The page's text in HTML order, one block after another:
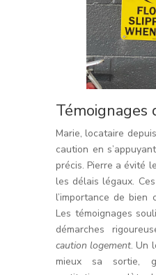
Témoignages
Marie, locataire
caution en
précis. Pierre a évité
les délais légaux.
l’importance de bien
Les témoignages
démarches
caution logement. Un
mieux sa sortie,